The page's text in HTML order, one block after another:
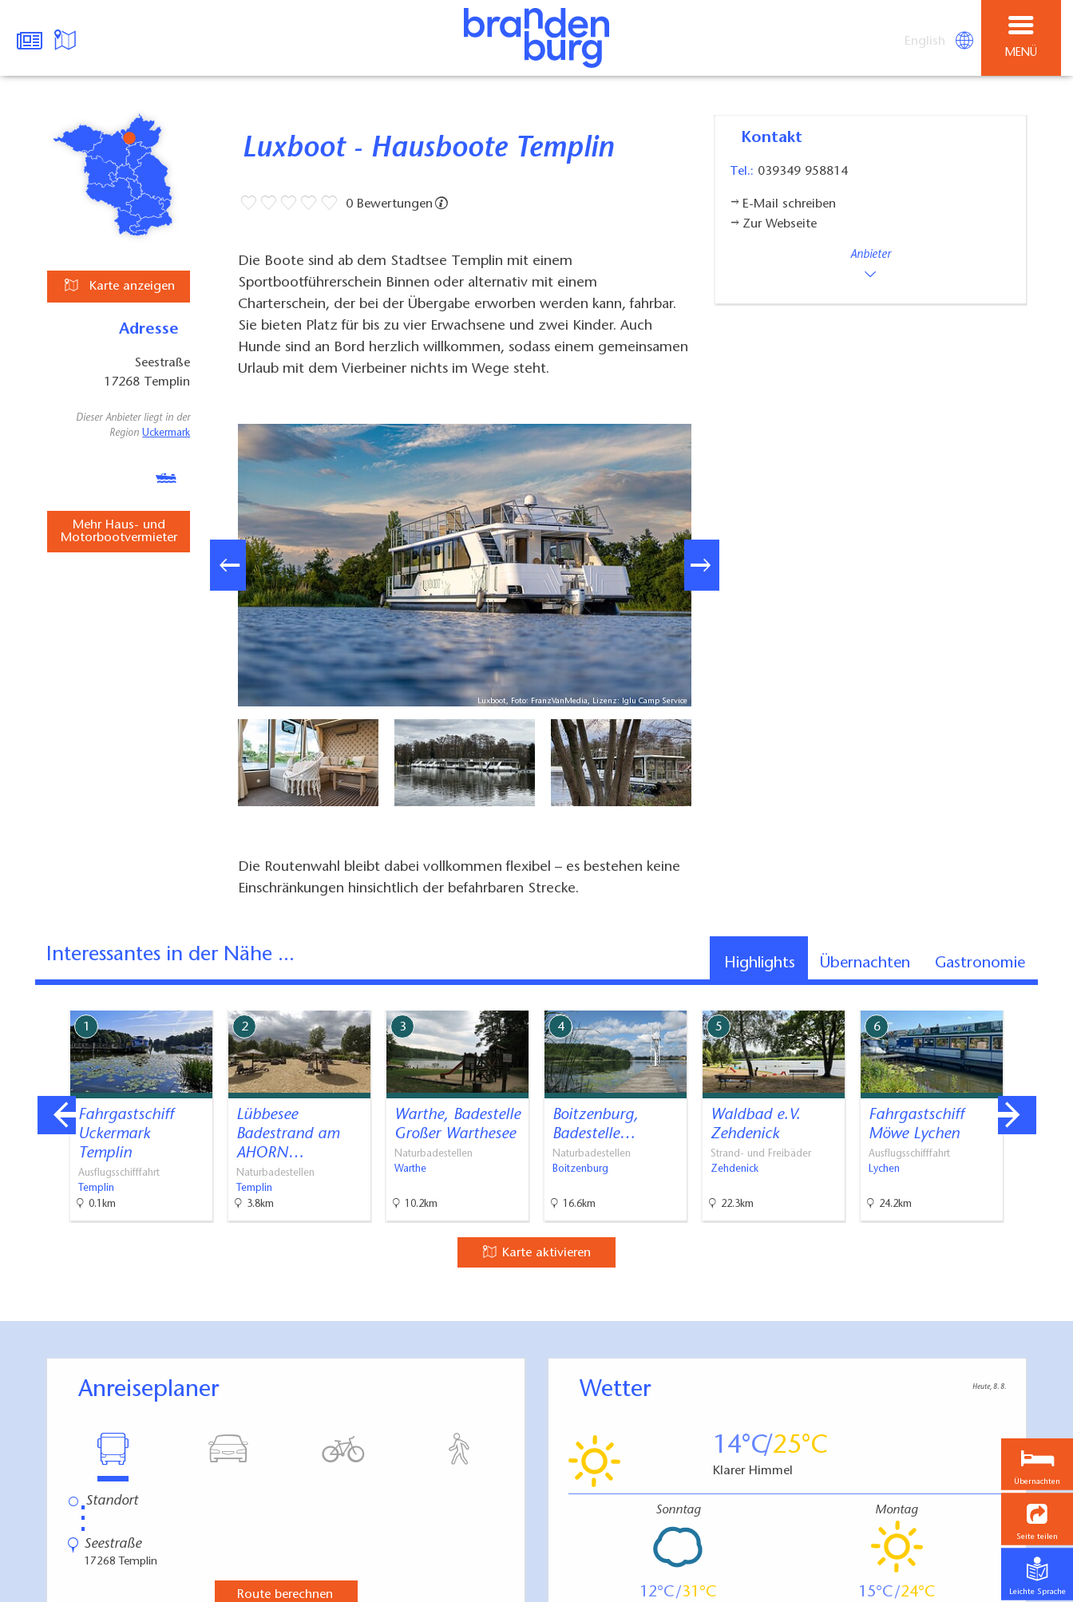
English
MENÜ
Karte anzeigen
Adresse
Seestraße
17268 Templin
Dieser Anbieter liegt in der
RegionUckermark
Mehr Haus- und
Motorbootvermieter
Luxboot - Hausboote Templin
0 Bewertungen
Die Boote sind ab dem Stadtsee Templin mit einem
Sportbootführerschein Binnen oder alternativ mit einem
Charterschein, der bei der Übergabe erworben werden kann, fahrbar.
Sie bieten Platz für bis zu vier Erwachsene und zwei Kinder. Auch
Hunde sind an Bord herzlich willkommen, sodass einem gemeinsamen
Urlaub mit dem Vierbeiner nichts im Wege steht.
Luxboot, Foto: FranzVanMedia, Lizenz: Iglu Camp Service
Die Routenwahl bleibt dabei vollkommen flexibel – es bestehen keine
Einschränkungen hinsichtlich der befahrbaren Strecke.
Kontakt
Tel.: 039349 958814
E-Mail schreiben
Zur Webseite
Anbieter
Interessantes in der Nähe ... Highlights Übernachten Gastronomie
1
Fahrgastschiff
Uckermark
Templin
Ausflugsschifffahrt
Templin
0.1km
2
Lübbesee
Badestrand am
AHORN…
Naturbadestellen
Templin
3.8km
3
Warthe, Badestelle
Großer Warthesee
Naturbadestellen
Warthe
10.2km
4
Boitzenburg,
Badestelle…
Naturbadestellen
Boitzenburg
16.6km
5
Waldbad e.V.
Zehdenick
Strand- und Freibäder
Zehdenick
22.3km
6
Fahrgastschiff
Möwe Lychen
Ausflugsschifffahrt
Lychen
24.2km
Karte aktivieren
Anreiseplaner
⋮
Seestraße
17268 Templin
Route berechnen
Wetter Heute, 8. 8.
14 25
Klarer Himmel
Sonntag
12 31
Montag
15 24
Übernachten
Seite teilen
Leichte Sprache